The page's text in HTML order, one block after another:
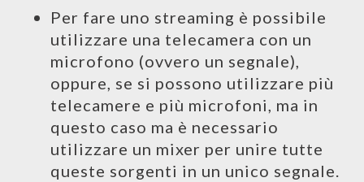
Per fare uno streaming è possibile
utilizzare una telecamera con un
microfono (ovvero un segnale),
oppure, se si possono utilizzare più
telecamere e più microfoni, ma in
questo caso ma è necessario
utilizzare un mixer per unire tutte
queste sorgenti in un unico segnale.